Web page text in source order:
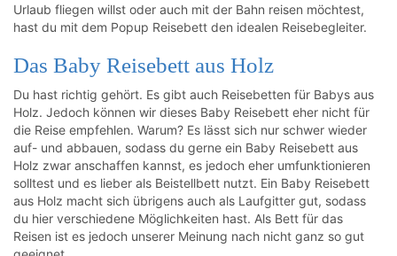
Urlaub fliegen willst oder auch mit der Bahn reisen möchtest,
hast du mit dem Popup Reisebett den idealen Reisebegleiter.
Das Baby Reisebett aus Holz
Du hast richtig gehört. Es gibt auch Reisebetten für Babys aus
Holz. Jedoch können wir dieses Baby Reisebett eher nicht für
die Reise empfehlen. Warum? Es lässt sich nur schwer wieder
auf- und abbauen, sodass du gerne ein Baby Reisebett aus
Holz zwar anschaffen kannst, es jedoch eher umfunktionieren
solltest und es lieber als Beistellbett nutzt. Ein Baby Reisebett
aus Holz macht sich übrigens auch als Laufgitter gut, sodass
du hier verschiedene Möglichkeiten hast. Als Bett für das
Reisen ist es jedoch unserer Meinung nach nicht ganz so gut